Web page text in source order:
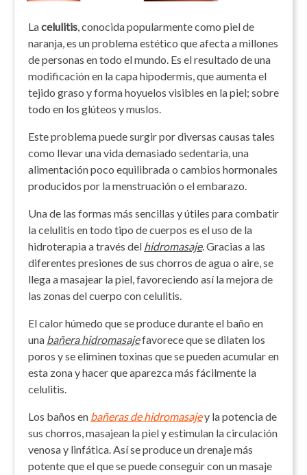
Lacelulitis, conocida popularmente como piel de
naranja, es un problema estético que afecta a millones
de personas en todo el mundo. Es el resultado de una
modificación en la capa hipodermis, que aumenta el
tejido graso y forma hoyuelos visibles en la piel; sobre
todo en los glúteos y muslos.
Este problema puede surgir por diversas causas tales
como llevar una vida demasiado sedentaria, una
alimentación poco equilibrada o cambios hormonales
producidos por la menstruación o el embarazo.
Una de las formas más sencillas y útiles para combatir
la celulitis en todo tipo de cuerpos es el uso de la
hidroterapia a través del hidromasaje. Gracias a las
diferentes presiones de sus chorros de agua o aire, se
llega a masajear la piel, favoreciendo así la mejora de
las zonas del cuerpo con celulitis.
El calor húmedo que se produce durante el baño en
una bañera hidromasajefavorece que se dilaten los
poros y se eliminen toxinas que se pueden acumular en
esta zona y hacer que aparezca más fácilmente la
celulitis.
Los baños en bañeras de hidromasajey la potencia de
sus chorros, masajean la piel y estimulan la circulación
venosa y linfática. Así se produce un drenaje más
potente que el que se puede conseguir con un masaje